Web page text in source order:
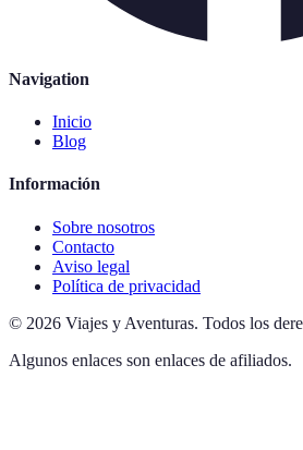
Navigation
Inicio
Blog
Información
Sobre nosotros
Contacto
Aviso legal
Política de privacidad
© 2026 Viajes y Aventuras. Todos los
Algunos enlaces son enlaces de afiliados.